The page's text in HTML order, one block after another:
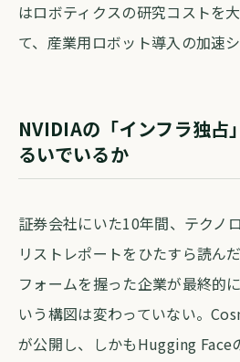
はロボティクスの研究コストを
て、産業用ロボット導入の加速
NVIDIAの「インフラ独占
るいでいるか
証券会社にいた10年間、テクノ
リストレポートをひたすら読ん
フォームを握った企業が最終的
いう構図は変わっていない。
が公開し、しかもHugging Face